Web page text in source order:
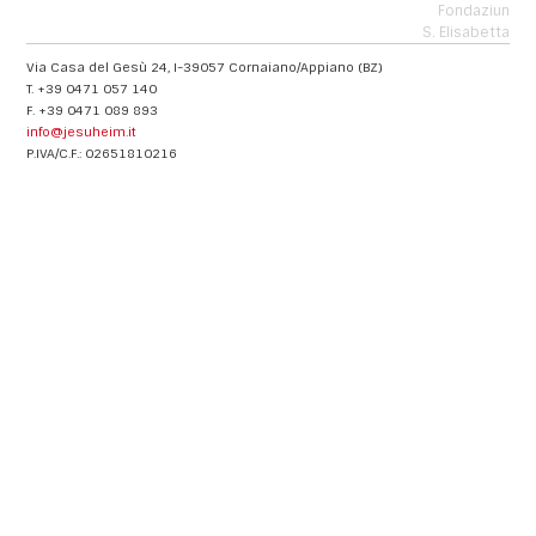
Fondaziun
S. Elisabetta
Via Casa del Gesù 24, I-39057 Cornaiano/Appiano (BZ)
T. +39 0471 057 140
F. +39 0471 089 893
info@jesuheim.it
P.IVA/C.F.: 02651810216